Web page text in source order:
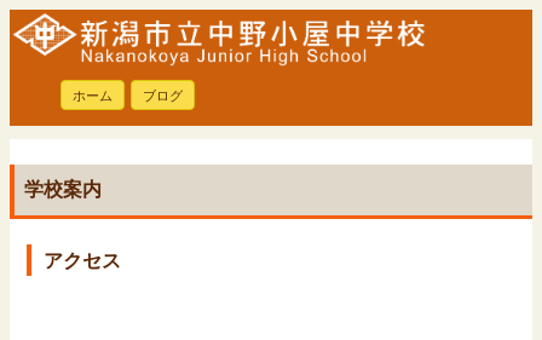
ホーム ブログ
学校案内
アクセス